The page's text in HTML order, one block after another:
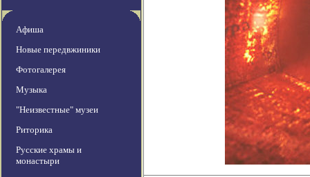
Афиша
Новые передвжиники
Фотогалерея
Музыка
"Неизвестные" музеи
Риторика
Русские храмы и
монастыри